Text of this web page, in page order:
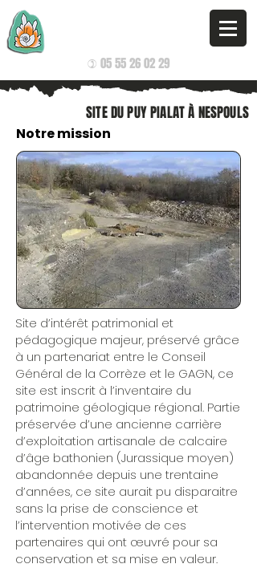
) 05 55 26 02 29
SITE DU PUY PIALAT À NESPOULS
Notre mission
Site d’intérêt patrimonial et
pédagogique majeur, préservé grâce
à un partenariat entre le Conseil
Général de la Corrèze et le GAGN, ce
site est inscrit à l’inventaire du
patrimoine géologique régional. Partie
préservée d’une ancienne carrière
d’exploitation artisanale de calcaire
d’âge bathonien (Jurassique moyen)
abandonnée depuis une trentaine
d’années, ce site aurait pu disparaitre
sans la prise de conscience et
l’intervention motivée de ces
partenaires qui ont œuvré pour sa
conservation et sa mise en valeur.